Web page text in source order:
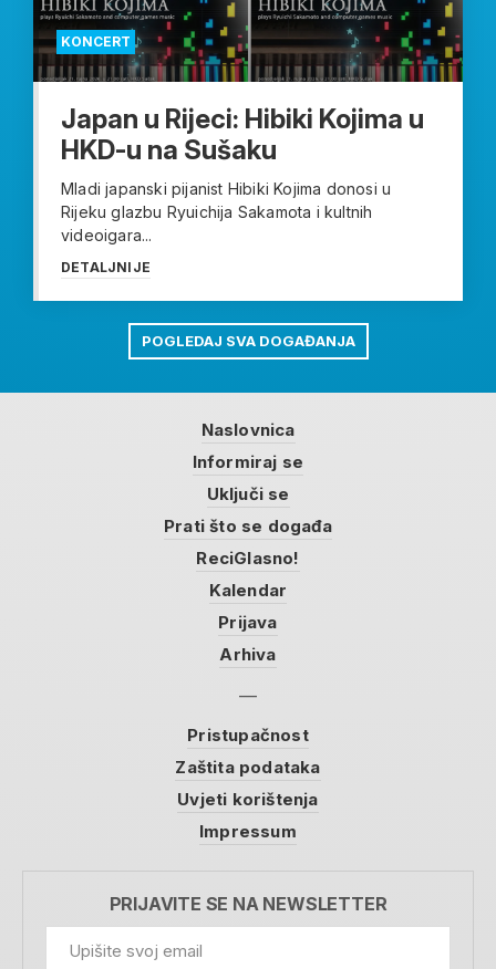
KONCERT
Japan u Rijeci: Hibiki Kojima u
HKD-u na Sušaku
Mladi japanski pijanist Hibiki Kojima donosi u
Rijeku glazbu Ryuichija Sakamota i kultnih
videoigara...
DETALJNIJE
POGLEDAJ SVA DOGAĐANJA
Naslovnica
Informiraj se
Uključi se
Prati što se događa
ReciGlasno!
Kalendar
Prijava
Arhiva
Pristupačnost
Zaštita podataka
Uvjeti korištenja
Impressum
PRIJAVITE SE NA NEWSLETTER